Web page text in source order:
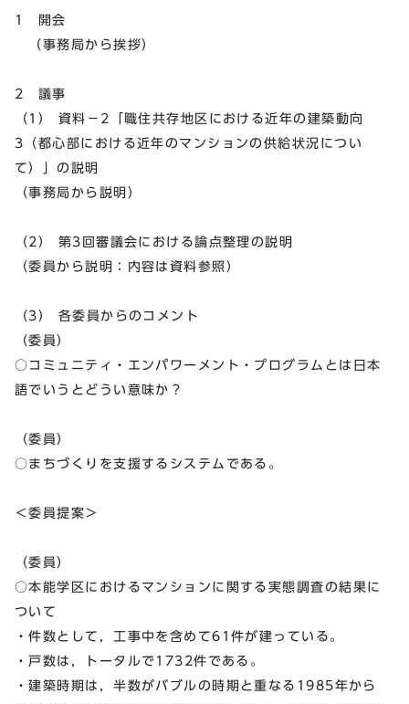
1 開会
（事務局から挨拶）
2 議事
（1） 資料－2「職住共存地区における近年の建築動向
3（都心部における近年のマンションの供給状況につい
て）」の説明
（事務局から説明）
（2） 第3回審議会における論点整理の説明
（委員から説明：内容は資料参照）
（3） 各委員からのコメント
（委員）
○コミュニティ・エンパワーメント・プログラムとは日本
語でいうとどうい意味か？
（委員）
○まちづくりを支援するシステムである。
＜委員提案＞
（委員）
○本能学区におけるマンションに関する実態調査の結果に
ついて
・件数として，工事中を含めて61件が建っている。
・戸数は，トータルで1732件である。
・建築時期は，半数がバブルの時期と重なる1985年から